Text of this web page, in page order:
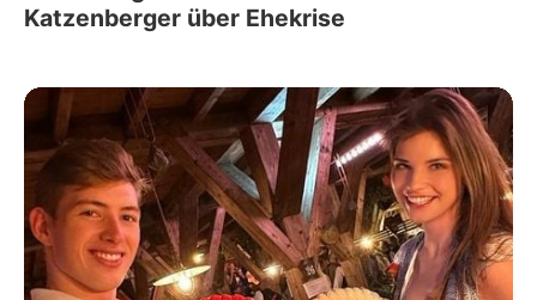
Katzenberger über Ehekrise